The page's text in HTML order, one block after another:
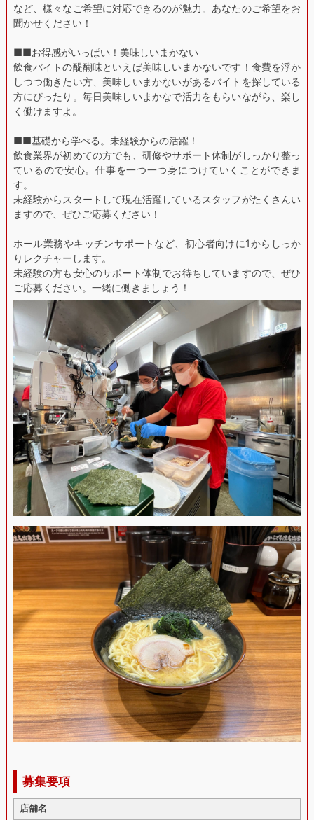
など、様々なご希望に対応できるのが魅力。あなたのご希望をお
聞かせください！
■■お得感がいっぱい！美味しいまかない
飲食バイトの醍醐味といえば美味しいまかないです！食費を浮か
しつつ働きたい方、美味しいまかないがあるバイトを探している
方にぴったり。毎日美味しいまかなで活力をもらいながら、楽し
く働けますよ。
■■基礎から学べる。未経験からの活躍！
飲食業界が初めての方でも、研修やサポート体制がしっかり整っ
ているので安心。仕事を一つ一つ身につけていくことができま
す。
未経験からスタートして現在活躍しているスタッフがたくさんい
ますので、ぜひご応募ください！
ホール業務やキッチンサポートなど、初心者向けに1からしっか
りレクチャーします。
未経験の方も安心のサポート体制でお待ちしていますので、ぜひ
ご応募ください。一緒に働きましょう！
募集要項
店舗名